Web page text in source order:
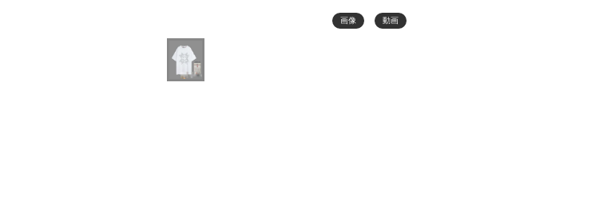
画像 動画